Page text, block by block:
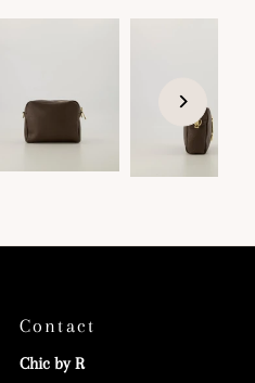
Contact
Chic by R